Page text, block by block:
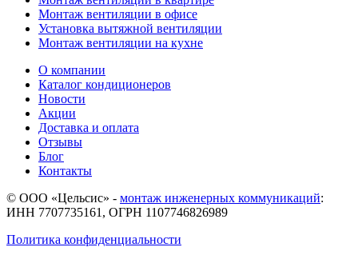
Монтаж вентиляции в офисе
Установка вытяжной вентиляции
Монтаж вентиляции на кухне
О компании
Каталог кондиционеров
Новости
Акции
Доставка и оплата
Отзывы
Блог
Контакты
© ООО «Цельсис» - монтаж инженерных коммуникаций:
ИНН 7707735161, ОГРН 1107746826989
Политика конфиденциальности